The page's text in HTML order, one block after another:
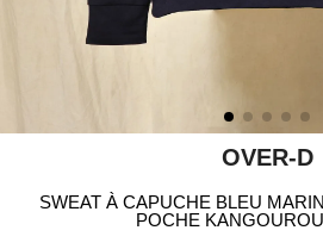
OVER-D
SWEAT À CAPUCHE BLEU
POCHE